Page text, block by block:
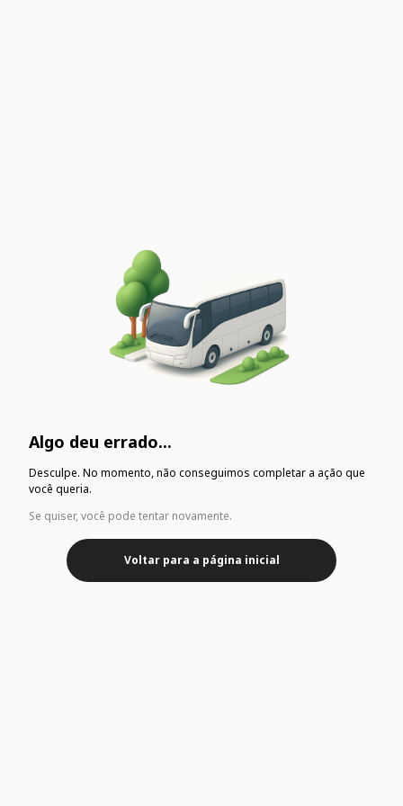
Algo deu errado...
Desculpe. No momento, não conseguimos completar a ação que
você queria.
Se quiser, você pode tentar novamente.
Voltar para a página inicial